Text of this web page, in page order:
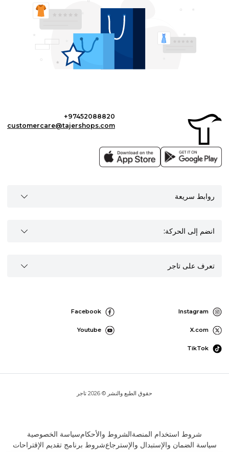
+97452088820
customercare@tajershops.com
روابط سريعة
انضم إلى الحركة:
تعرف على تاجر
Instagram
Facebook
X.com
Youtube
TikTok
حقوق الطبع والنشر © 2026 تاجر
شروط استخدام المنصةالشروط والأحكامسياسة الخصوصية
سياسة الضمان والإستبدال والإسترجاعشروط برنامج تقديم الإقتراحات